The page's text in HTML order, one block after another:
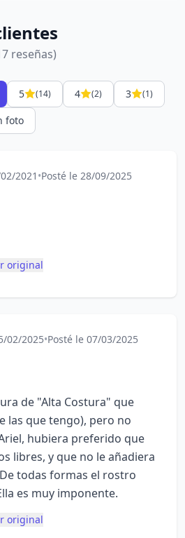
reseñas)
5 (14) 4 (2) 3 (1)
foto
2021 •Posté le 28/09/2025
original
02/2025•Posté le 07/03/2025
de "Alta Costura" que
las que tengo), pero no
hubiera preferido que
libres, y que no le añadiera
todas formas el rostro
es muy imponente.
original